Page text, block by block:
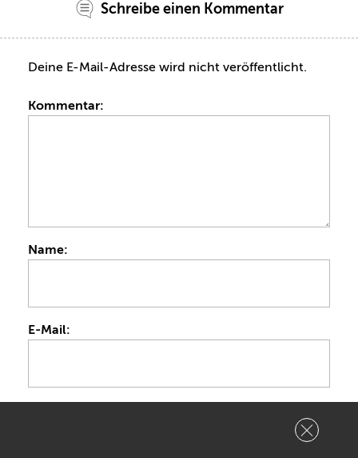
Schreibe einen Kommentar
Deine E-Mail-Adresse wird nicht veröffentlicht.
Kommentar:
Name:
E-Mail: